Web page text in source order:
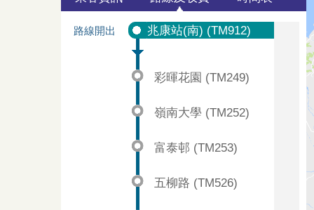
路線開出 兆康站(南) (TM912)
彩暉花園 (TM249)
嶺南大學 (TM252)
富泰邨 (TM253)
五柳路 (TM526)